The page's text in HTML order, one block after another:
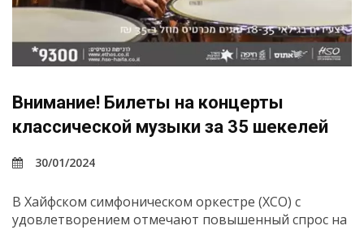
Внимание! Билеты на концерты
классической музыки за 35 шекелей
30/01/2024
В Хайфском симфоническом оркестре (ХСО) с
удовлетворением отмечают повышенный спрос на